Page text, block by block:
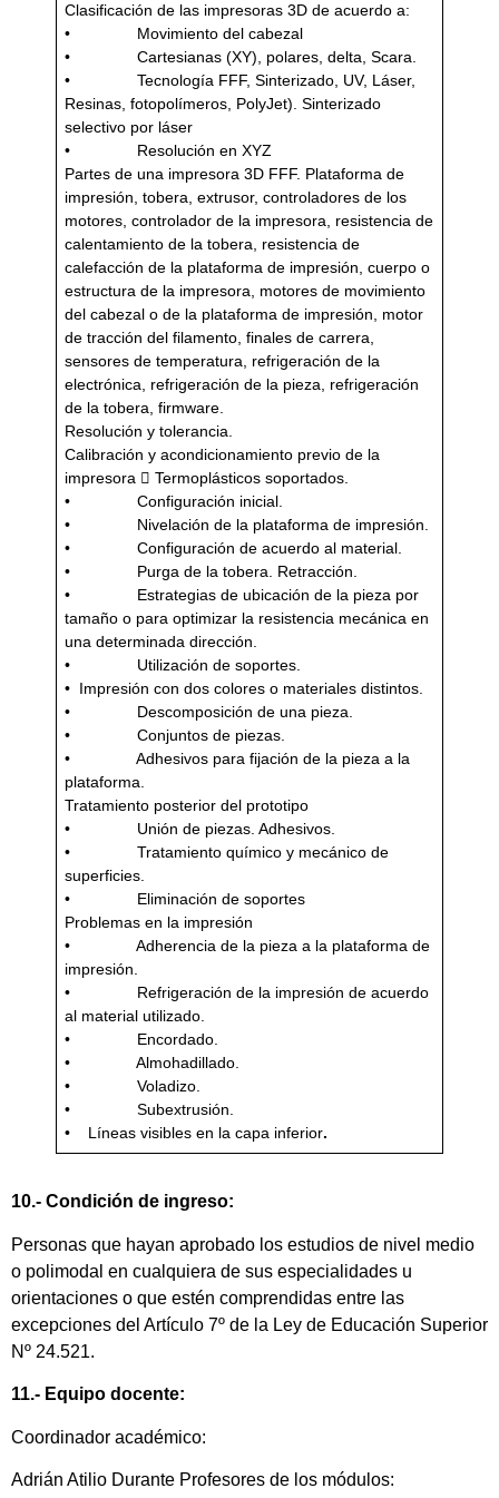
Clasificación de las impresoras 3D de acuerdo a:
• Movimiento del cabezal
• Cartesianas (XY), polares, delta, Scara.
• Tecnología FFF, Sinterizado, UV, Láser,
Resinas, fotopolímeros, PolyJet). Sinterizado
selectivo por láser
• Resolución en XYZ
Partes de una impresora 3D FFF. Plataforma de
impresión, tobera, extrusor, controladores de los
motores, controlador de la impresora, resistencia de
calentamiento de la tobera, resistencia de
calefacción de la plataforma de impresión, cuerpo o
estructura de la impresora, motores de movimiento
del cabezal o de la plataforma de impresión, motor
de tracción del filamento, finales de carrera,
sensores de temperatura, refrigeración de la
electrónica, refrigeración de la pieza, refrigeración
de la tobera, firmware.
Resolución y tolerancia.
Calibración y acondicionamiento previo de la
impresora  Termoplásticos soportados.
• Configuración inicial.
• Nivelación de la plataforma de impresión.
• Configuración de acuerdo al material.
• Purga de la tobera. Retracción.
• Estrategias de ubicación de la pieza por
tamaño o para optimizar la resistencia mecánica en
una determinada dirección.
• Utilización de soportes.
• Impresión con dos colores o materiales distintos.
• Descomposición de una pieza.
• Conjuntos de piezas.
• Adhesivos para fijación de la pieza a la
plataforma.
Tratamiento posterior del prototipo
• Unión de piezas. Adhesivos.
• Tratamiento químico y mecánico de
superficies.
• Eliminación de soportes
Problemas en la impresión
• Adherencia de la pieza a la plataforma de
impresión.
• Refrigeración de la impresión de acuerdo
al material utilizado.
• Encordado.
• Almohadillado.
• Voladizo.
• Subextrusión.
• Líneas visibles en la capa inferior.
10.- Condición de ingreso:
Personas que hayan aprobado los estudios de nivel medio
o polimodal en cualquiera de sus especialidades u
orientaciones o que estén comprendidas entre las
excepciones del Artículo 7º de la Ley de Educación Superior
Nº 24.521.
11.- Equipo docente:
Coordinador académico:
Adrián Atilio Durante Profesores de los módulos: